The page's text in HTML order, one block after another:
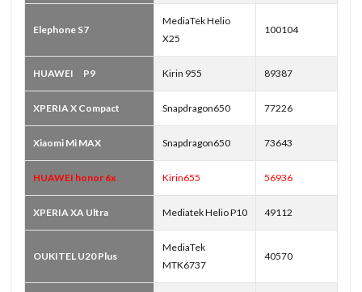
Elephone S7
MediaTek Helio
X25
100104
HUAWEI P9 Kirin 955 89387
XPERIA X Compact Snapdragon650 77226
Xiaomi Mi MAX Snapdragon650 73643
HUAWEI honor 6x Kirin655 56936
XPERIA XA Ultra Mediatek Helio P10 49112
OUKITEL U20 Plus
MediaTek
MTK6737
40570